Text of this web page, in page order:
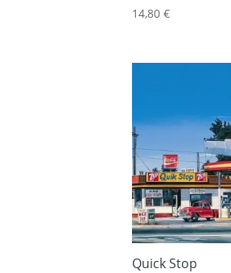
14,80 €
Quick Stop